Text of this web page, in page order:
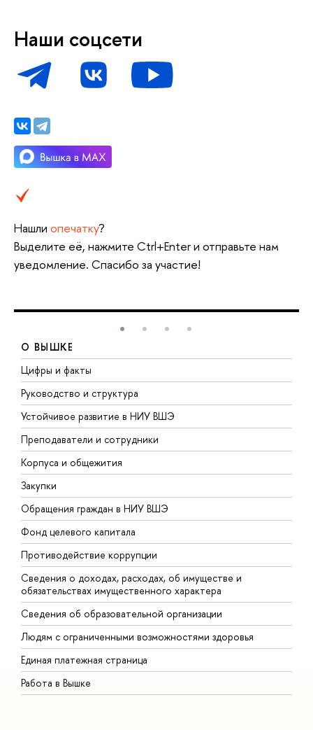
Наши соцсети
Нашли опечатку?
Выделите её, нажмите Ctrl+Enter и отправьте нам
уведомление. Спасибо за участие!
О ВЫШКЕ
Цифры и факты
Руководство и структура
Устойчивое развитие в НИУ ВШЭ
Преподаватели и сотрудники
Корпуса и общежития
Закупки
Обращения граждан в НИУ ВШЭ
Фонд целевого капитала
Противодействие коррупции
Сведения о доходах, расходах, об имуществе и
обязательствах имущественного характера
Сведения об образовательной организации
Людям с ограниченными возможностями здоровья
Единая платежная страница
Работа в Вышке